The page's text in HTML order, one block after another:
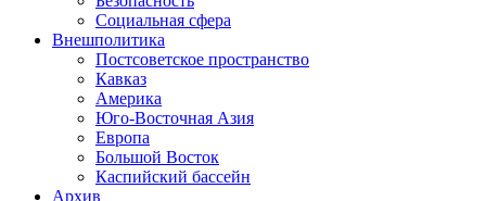
Социальная сфера
Внешполитика
Постсоветское пространство
Кавказ
Америка
Юго-Восточная Азия
Европа
Большой Восток
Каспийский бассейн
Архив